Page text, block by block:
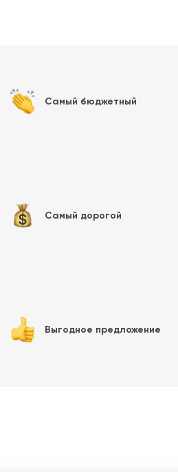
Самый бюджетный
Самый дорогой
Выгодное предложение